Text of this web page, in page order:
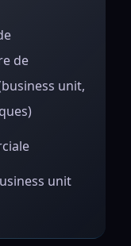
de
unit,
unit